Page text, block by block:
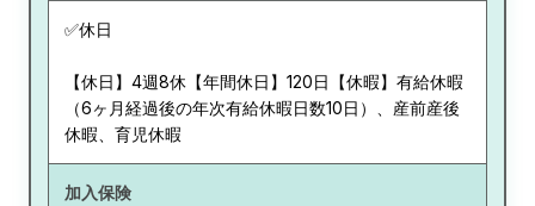
✅休日
【休日】4週8休【年間休日】120日【休暇】有給休暇
（6ヶ月経過後の年次有給休暇日数10日）、産前産後
休暇、育児休暇
加入保険